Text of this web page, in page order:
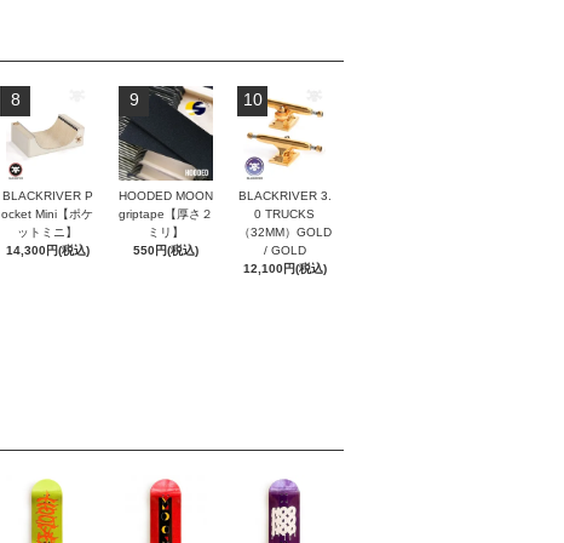
8
BLACKRIVER P
ocket Mini【ポケ
ットミニ】
14,300円(税込)
9
HOODED MOON
griptape【厚さ２
ミリ】
550円(税込)
10
BLACKRIVER 3.
0 TRUCKS
（32MM）GOLD
/ GOLD
12,100円(税込)